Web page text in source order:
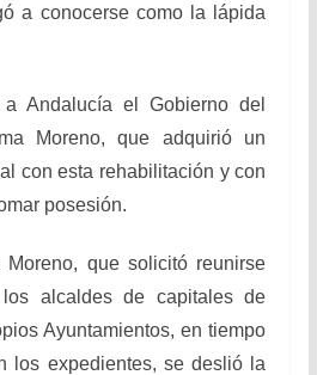
a conocerse como la lápida
Andalucía el Gobierno del
Moreno, que adquirió un
con esta rehabilitación y con
posesión.
Moreno, que solicitó reunirse
alcaldes de capitales de
Ayuntamientos, en tiempo
los expedientes, se deslió la